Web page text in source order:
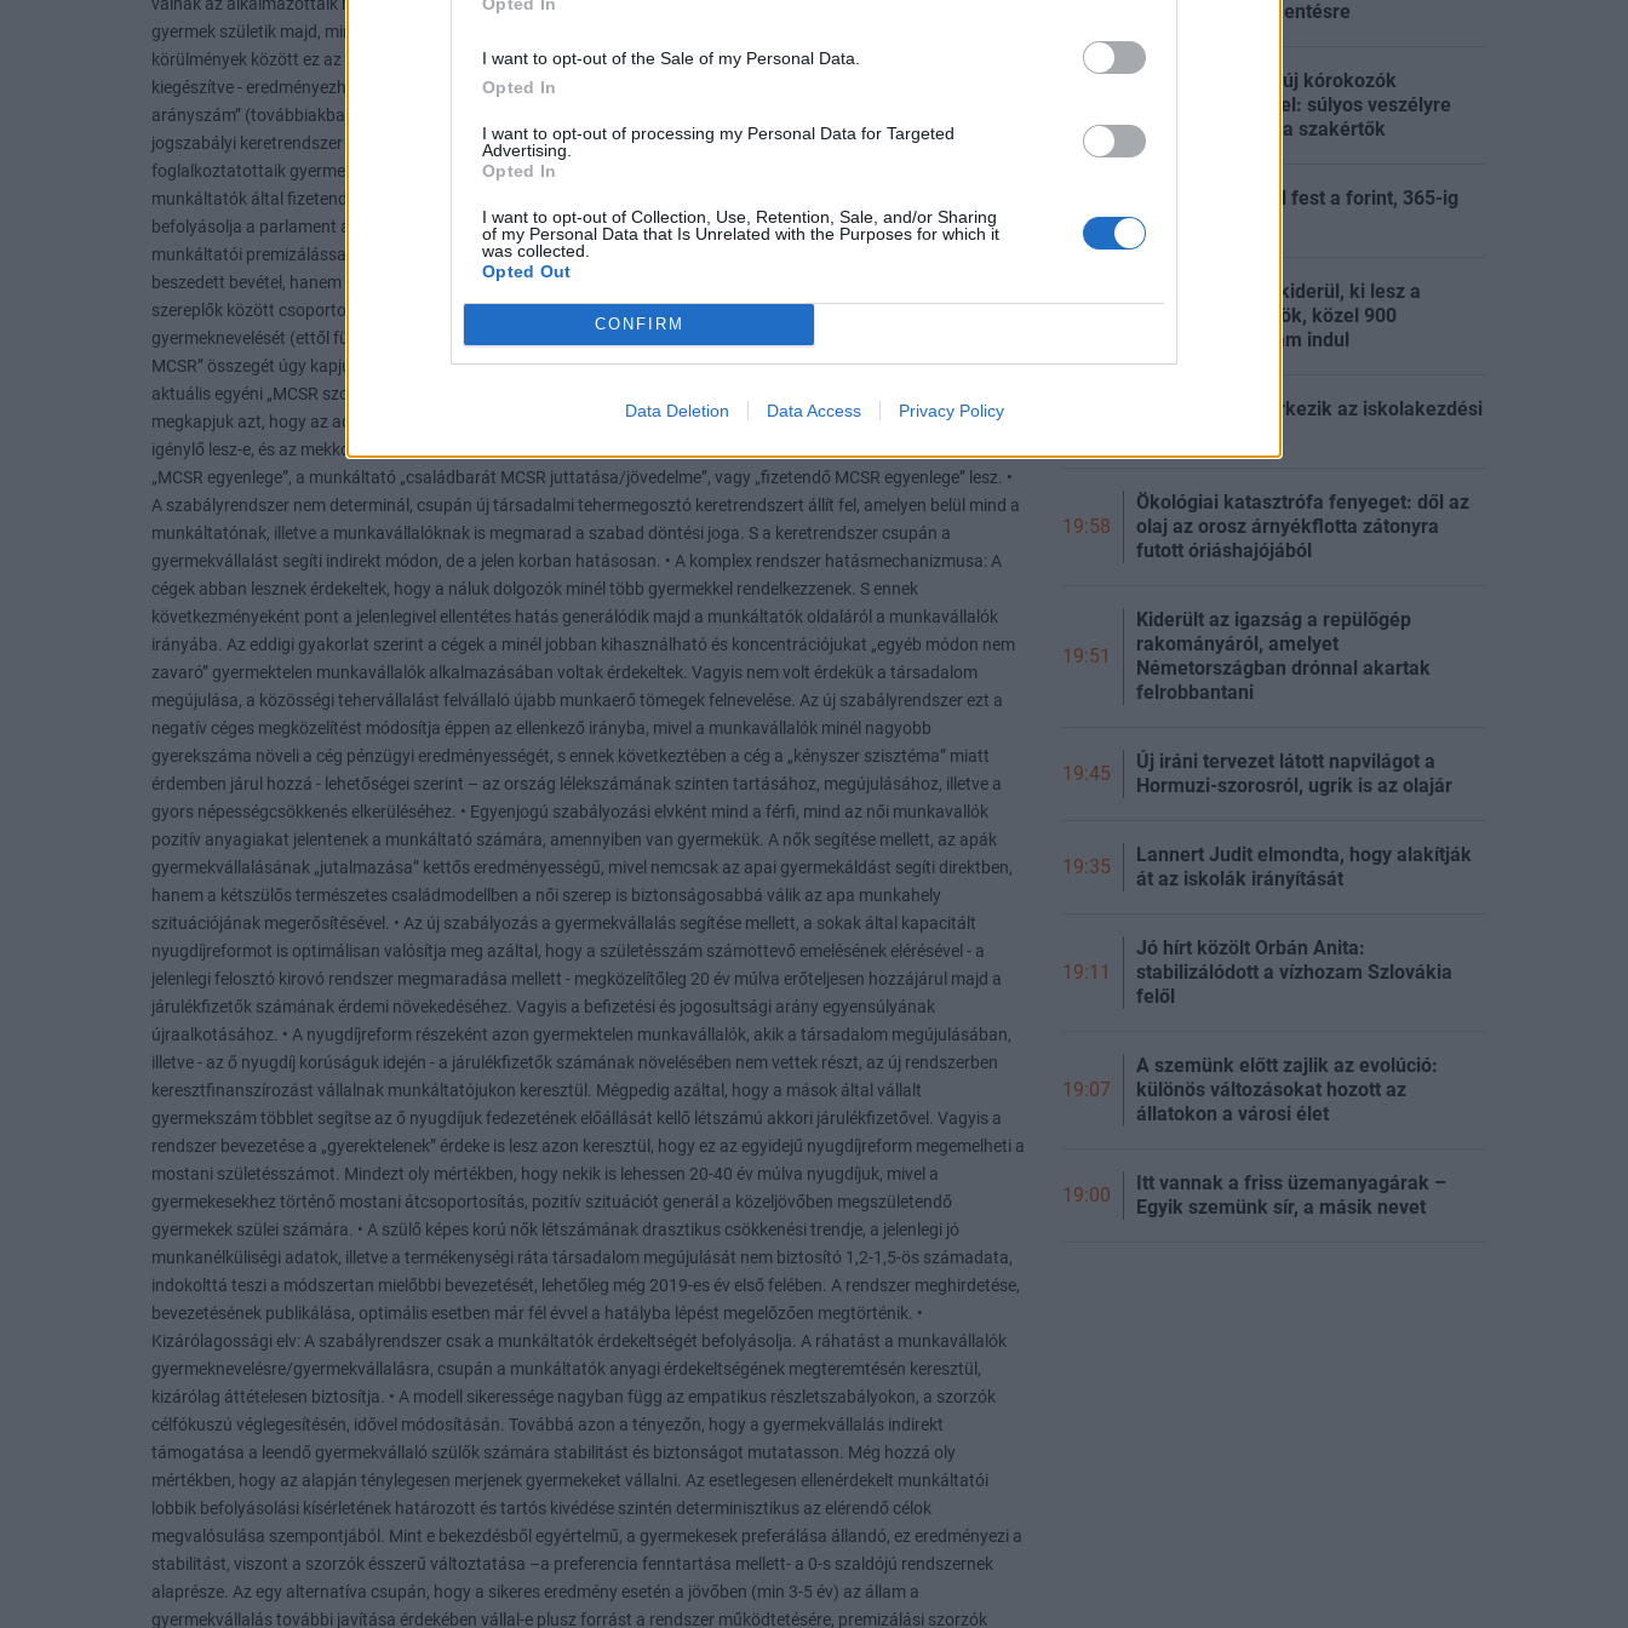
I want to opt-out of the Sale of my Personal Data.
Opted In
I want to opt-out of processing my Personal Data for Targeted
Advertising.
Opted In
I want to opt-out of Collection, Use, Retention, Sale, and/or Sharing
of my Personal Data that Is Unrelated with the Purposes for which it
was collected.
Opted Out
CONFIRM
Data Deletion Data Access Privacy Policy
fogyasztáscsökkentésre
Megállíthatatlan új kórokozók
szabadulhatnak el: súlyos veszélyre
figyelmeztetnek a szakértők
Egyre rosszabbul fest a forint, 365-ig
ütötték
Tisza-kormány: kiderül, ki lesz a
köztársasági elnök, közel 900
milliárdos program indul
Két részletben érkezik az iskolakezdési
19:58
Ökológiai katasztrófa fenyeget: dől az
olaj az orosz árnyékflotta zátonyra
futott óriáshajójából
19:51
Kiderült az igazság a repülőgép
rakományáról, amelyet
Németországban drónnal akartak
felrobbantani
19:45
Új iráni tervezet látott napvilágot a
Hormuzi-szorosról, ugrik is az olajár
19:35
Lannert Judit elmondta, hogy alakítják
át az iskolák irányítását
19:11
Jó hírt közölt Orbán Anita:
stabilizálódott a vízhozam Szlovákia
felől
19:07
A szemünk előtt zajlik az evolúció:
különös változásokat hozott az
állatokon a városi élet
19:00
Itt vannak a friss üzemanyagárak –
Egyik szemünk sír, a másik nevet